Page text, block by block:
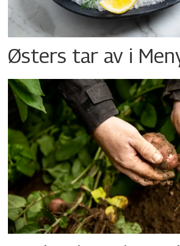
Østers tar av i